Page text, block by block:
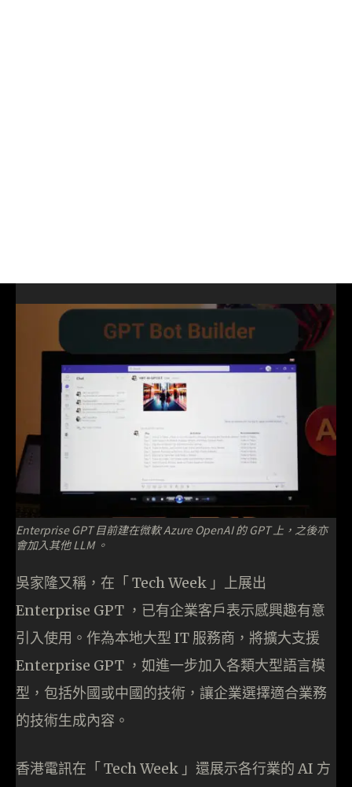
Enterprise GPT 目前建在微軟 Azure OpenAI 的 GPT 上，之後亦
會加入其他 LLM 。
吳家隆又稱，在「 Tech Week 」上展出
Enterprise GPT ，已有企業客戶表示感興趣有意
引入使用。作為本地大型 IT 服務商，將擴大支援
Enterprise GPT ，如進一步加入各類大型語言模
型，包括外國或中國的技術，讓企業選擇適合業務
的技術生成內容。
香港電訊在「 Tech Week 」還展示各行業的 AI 方